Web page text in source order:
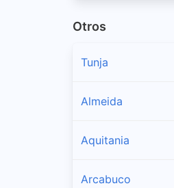
Otros
Tunja
Almeida
Aquitania
Arcabuco